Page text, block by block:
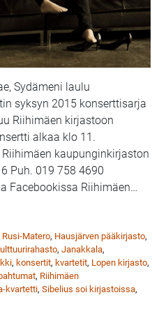
Sydämeni laulu
syksyn 2015 konserttisarja
Riihimäen kirjastoon
alkaa klo 11.
kaupunginkirjaston
Puh. 019 758 4690
Facebookissa Riihimäen…
Rusi-Matero, Hausjärven pääkirjasto,
, Janakkala,
, konsertit, kvartetit, Lopen kirjasto,
, Riihimäen
kvartetti, Sibelius soi kirjastoissa,